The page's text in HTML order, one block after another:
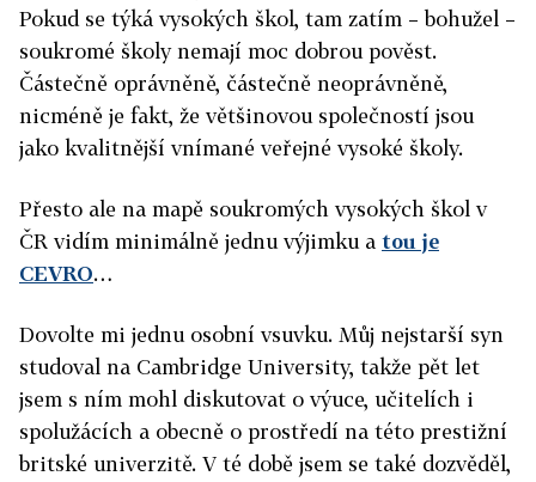
Pokud se týká vysokých škol, tam zatím – bohužel –
soukromé školy nemají moc dobrou pověst.
Částečně oprávněně, částečně neoprávněně,
nicméně je fakt, že většinovou společností jsou
jako kvalitnější vnímané veřejné vysoké školy.
Přesto ale na mapě soukromých vysokých škol v
ČR vidím minimálně jednu výjimku a tou je
CEVRO…
Dovolte mi jednu osobní vsuvku. Můj nejstarší syn
studoval na Cambridge University, takže pět let
jsem s ním mohl diskutovat o výuce, učitelích i
spolužácích a obecně o prostředí na této prestižní
britské univerzitě. V té době jsem se také dozvěděl,